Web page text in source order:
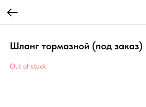
Шланг тормозной (под заказ)
Out of stock